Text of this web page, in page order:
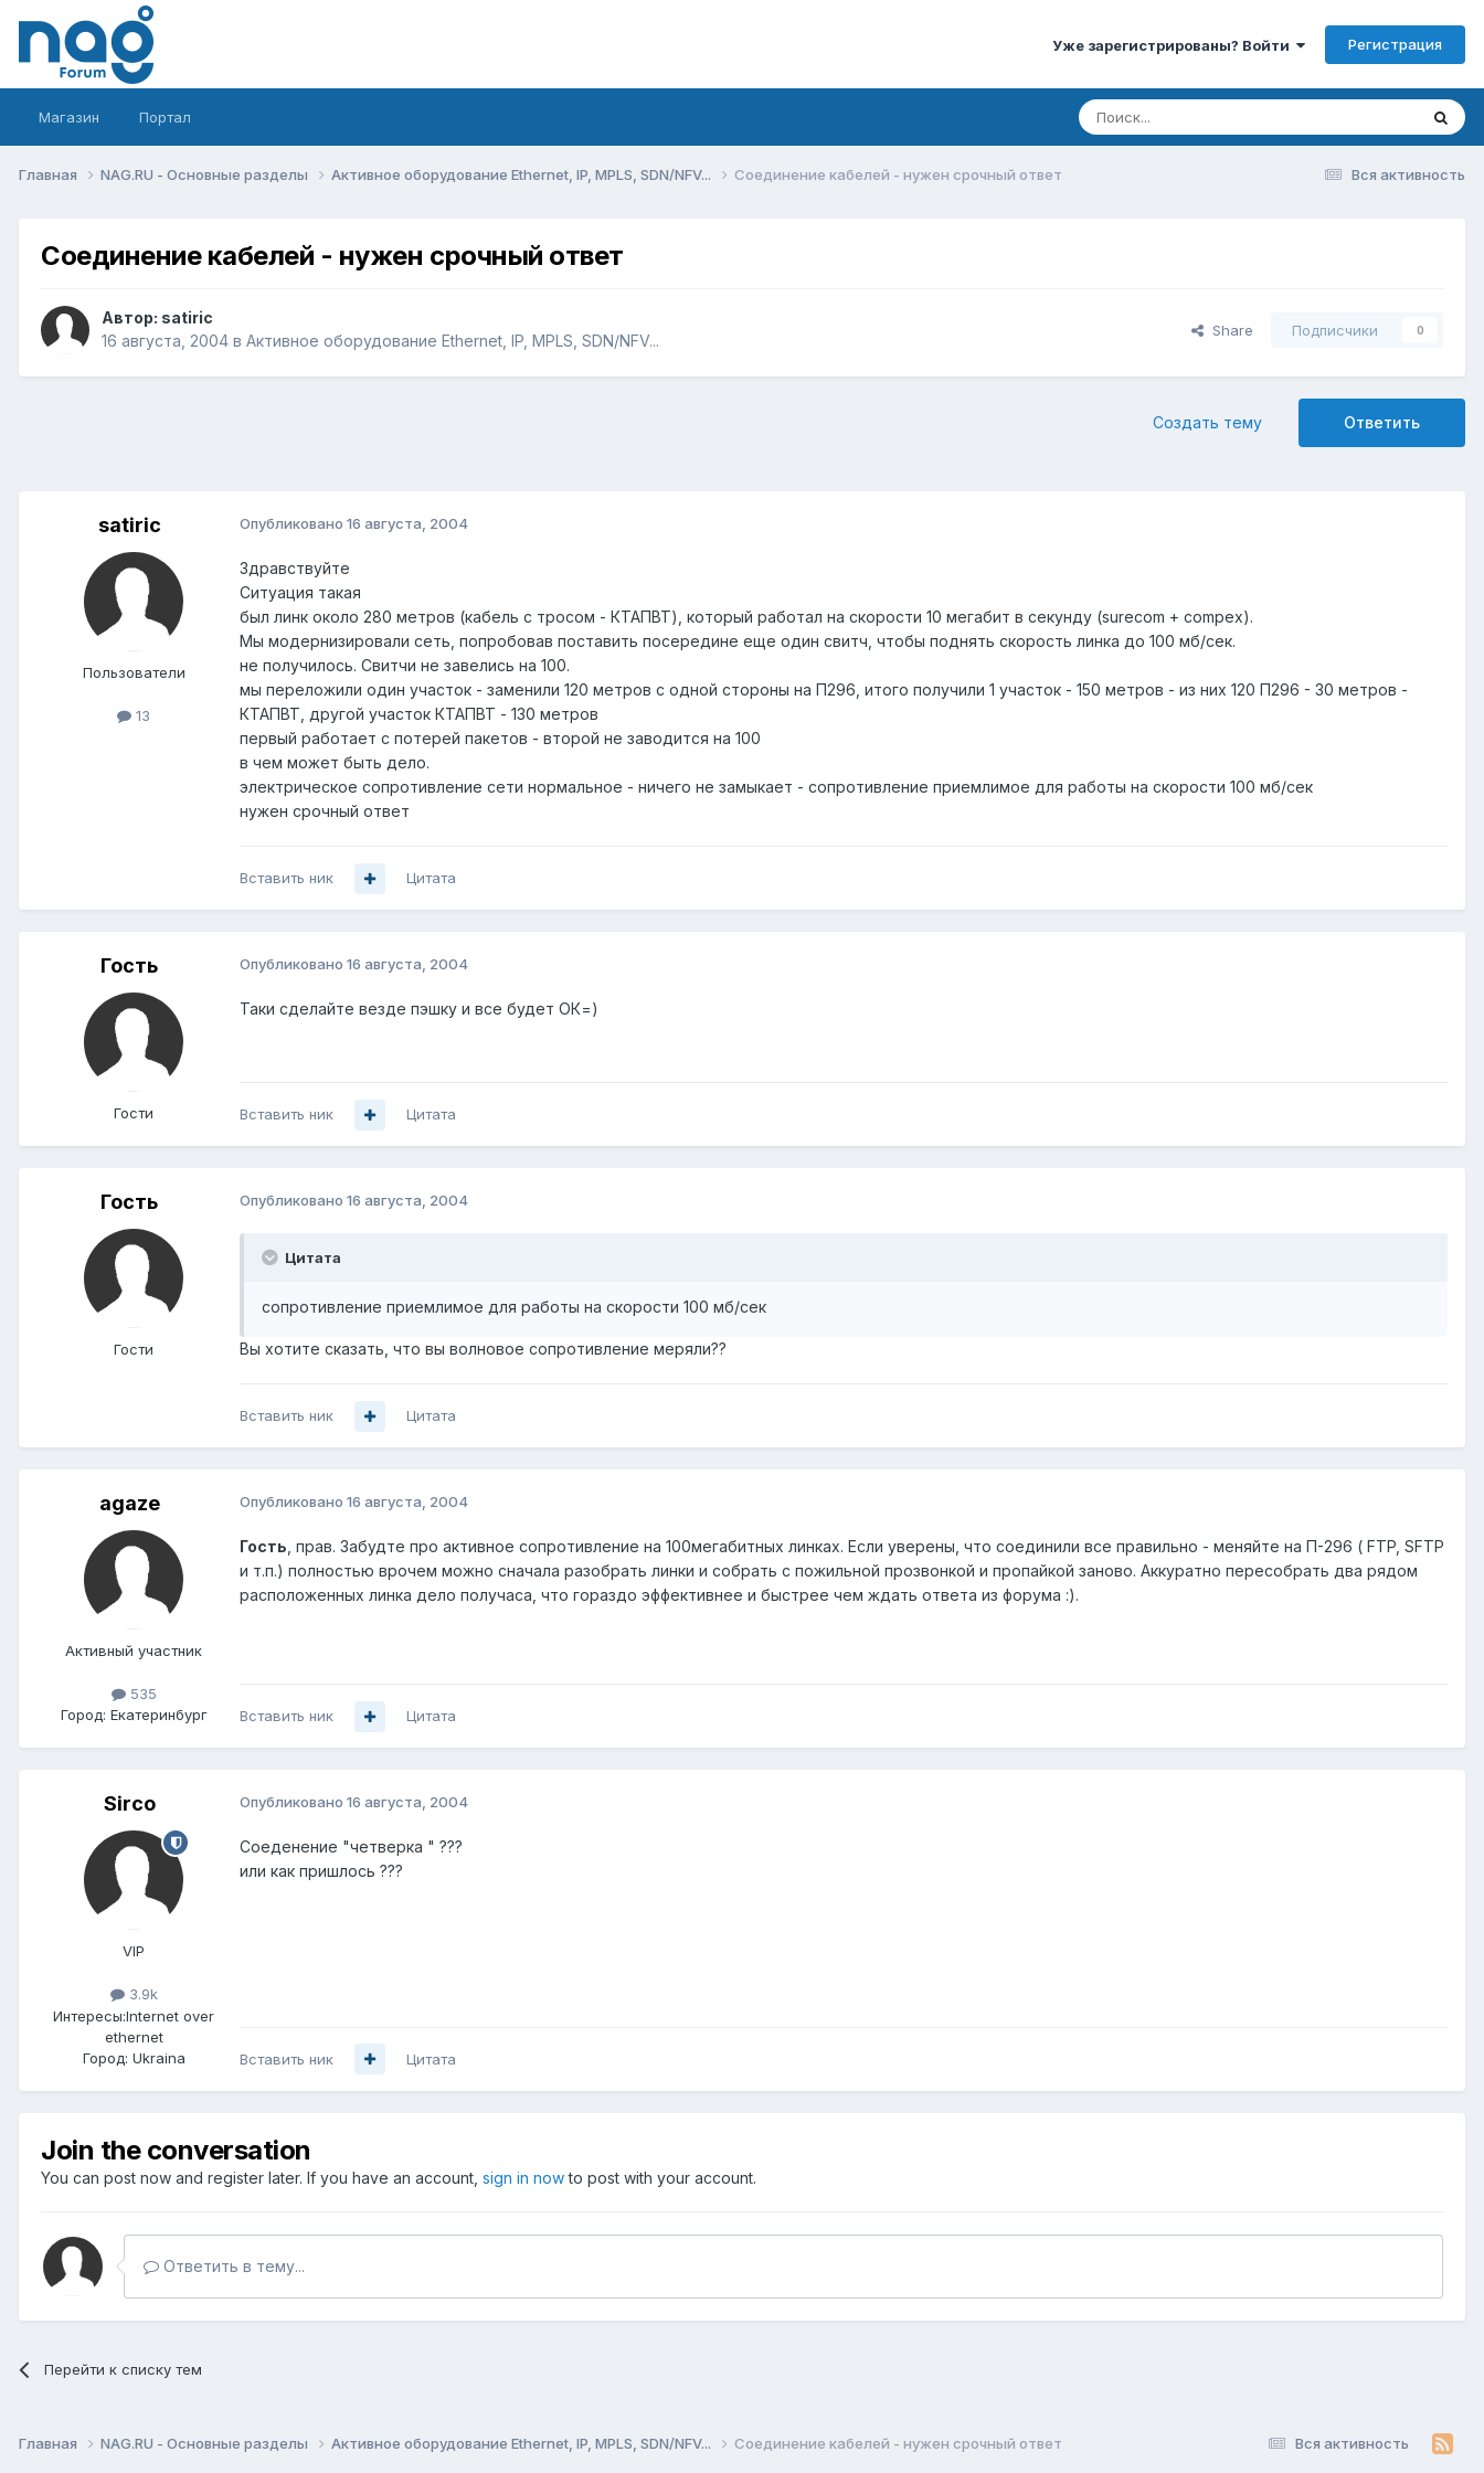
Уже зарегистрированы? Войти Регистрация
Магазин Портал
Вся активность
Главная NAG.RU - Основные разделы Активное оборудование Ethernet, IP, MPLS, SDN/NFV... Соединение кабелей - нужен срочный ответ
Соединение кабелей - нужен срочный ответ
Автор: satiric
16 августа, 2004 в Активное оборудование Ethernet, IP, MPLS, SDN/NFV...
Share Подписчики 0
Ответить
Создать тему
satiric
Пользователи
13
Опубликовано 16 августа, 2004
Здравствуйте
Ситуация такая
был линк около 280 метров (кабель с тросом - КТАПВТ), который работал на скорости 10 мегабит в секунду (surecom + compex).
Мы модернизировали сеть, попробовав поставить посередине еще один свитч, чтобы поднять скорость линка до 100 мб/сек.
не получилось. Свитчи не завелись на 100.
мы переложили один участок - заменили 120 метров с одной стороны на П296, итого получили 1 участок - 150 метров - из них 120 П296 - 30 метров -
КТАПВТ, другой участок КТАПВТ - 130 метров
первый работает с потерей пакетов - второй не заводится на 100
в чем может быть дело.
электрическое сопротивление сети нормальное - ничего не замыкает - сопротивление приемлимое для работы на скорости 100 мб/сек
нужен срочный ответ
Вставить ник Цитата
Гость
Гости
Опубликовано 16 августа, 2004
Таки сделайте везде пэшку и все будет ОК=)
Вставить ник Цитата
Гость
Гости
Опубликовано 16 августа, 2004
Цитата
сопротивление приемлимое для работы на скорости 100 мб/сек
Вы хотите сказать, что вы волновое сопротивление меряли??
Вставить ник Цитата
agaze
Активный участник
535
Город: Екатеринбург
Опубликовано 16 августа, 2004
Гость , прав. Забудте про активное сопротивление на 100мегабитных линках. Если уверены, что соединили все правильно - меняйте на П-296 ( FTP, SFTP
и т.п.) полностью врочем можно сначала разобрать линки и собрать с пожильной прозвонкой и пропайкой заново. Аккуратно пересобрать два рядом
расположенных линка дело получаса, что гораздо эффективнее и быстрее чем ждать ответа из форума :).
Вставить ник Цитата
Sirco
VIP
3.9k
Интересы:Internet over
ethernet
Город: Ukraina
Опубликовано 16 августа, 2004
Соеденение "четверка " ???
или как пришлось ???
Вставить ник Цитата
Join the conversation
You can post now and register later. If you have an account, sign in nowto post with your account.
Ответить в тему...
Перейти к списку тем
Вся активность
Главная NAG.RU - Основные разделы Активное оборудование Ethernet, IP, MPLS, SDN/NFV... Соединение кабелей - нужен срочный ответ